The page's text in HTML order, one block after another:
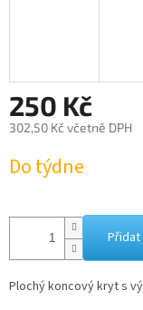
250 Kč
302,50 Kč včetně DPH
cena:
Do týdne
Plochý koncový kryt s